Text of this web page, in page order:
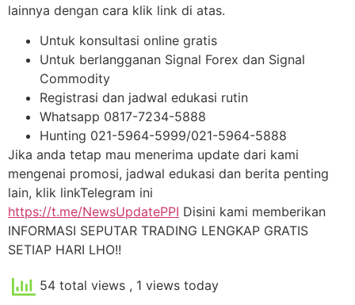
lainnya dengan cara klik link di atas.
Untuk konsultasi online gratis
Untuk berlangganan Signal Forex dan Signal
Commodity
Registrasi dan jadwal edukasi rutin
Whatsapp 0817-7234-5888
Hunting 021-5964-5999/021-5964-5888
Jika anda tetap mau menerima update dari kami
mengenai promosi, jadwal edukasi dan berita penting
lain, klik linkTelegram ini
https://t.me/NewsUpdatePPI Disini kami memberikan
INFORMASI SEPUTAR TRADING LENGKAP GRATIS
SETIAP HARI LHO!!
54 total views , 1 views today